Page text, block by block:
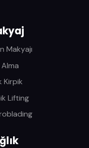
Makyajı
Kirpik
Lifting